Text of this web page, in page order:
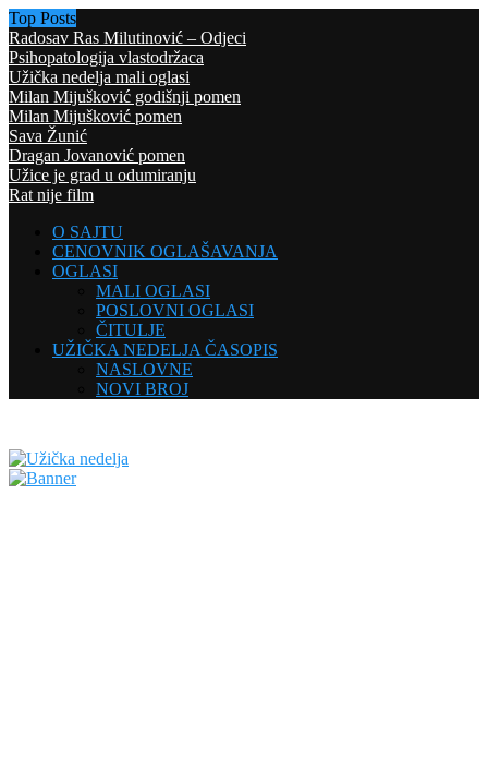
Top Posts
Radosav Ras Milutinović – Odjeci
Psihopatologija vlastodržaca
Užička nedelja mali oglasi
Milan Mijušković godišnji pomen
Milan Mijušković pomen
Sava Žunić
Dragan Jovanović pomen
Užice je grad u odumiranju
Rat nije film
O SAJTU
CENOVNIK OGLAŠAVANJA
OGLASI
MALI OGLASI
POSLOVNI OGLASI
ČITULJE
UŽIČKA NEDELJA ČASOPIS
NASLOVNE
NOVI BROJ